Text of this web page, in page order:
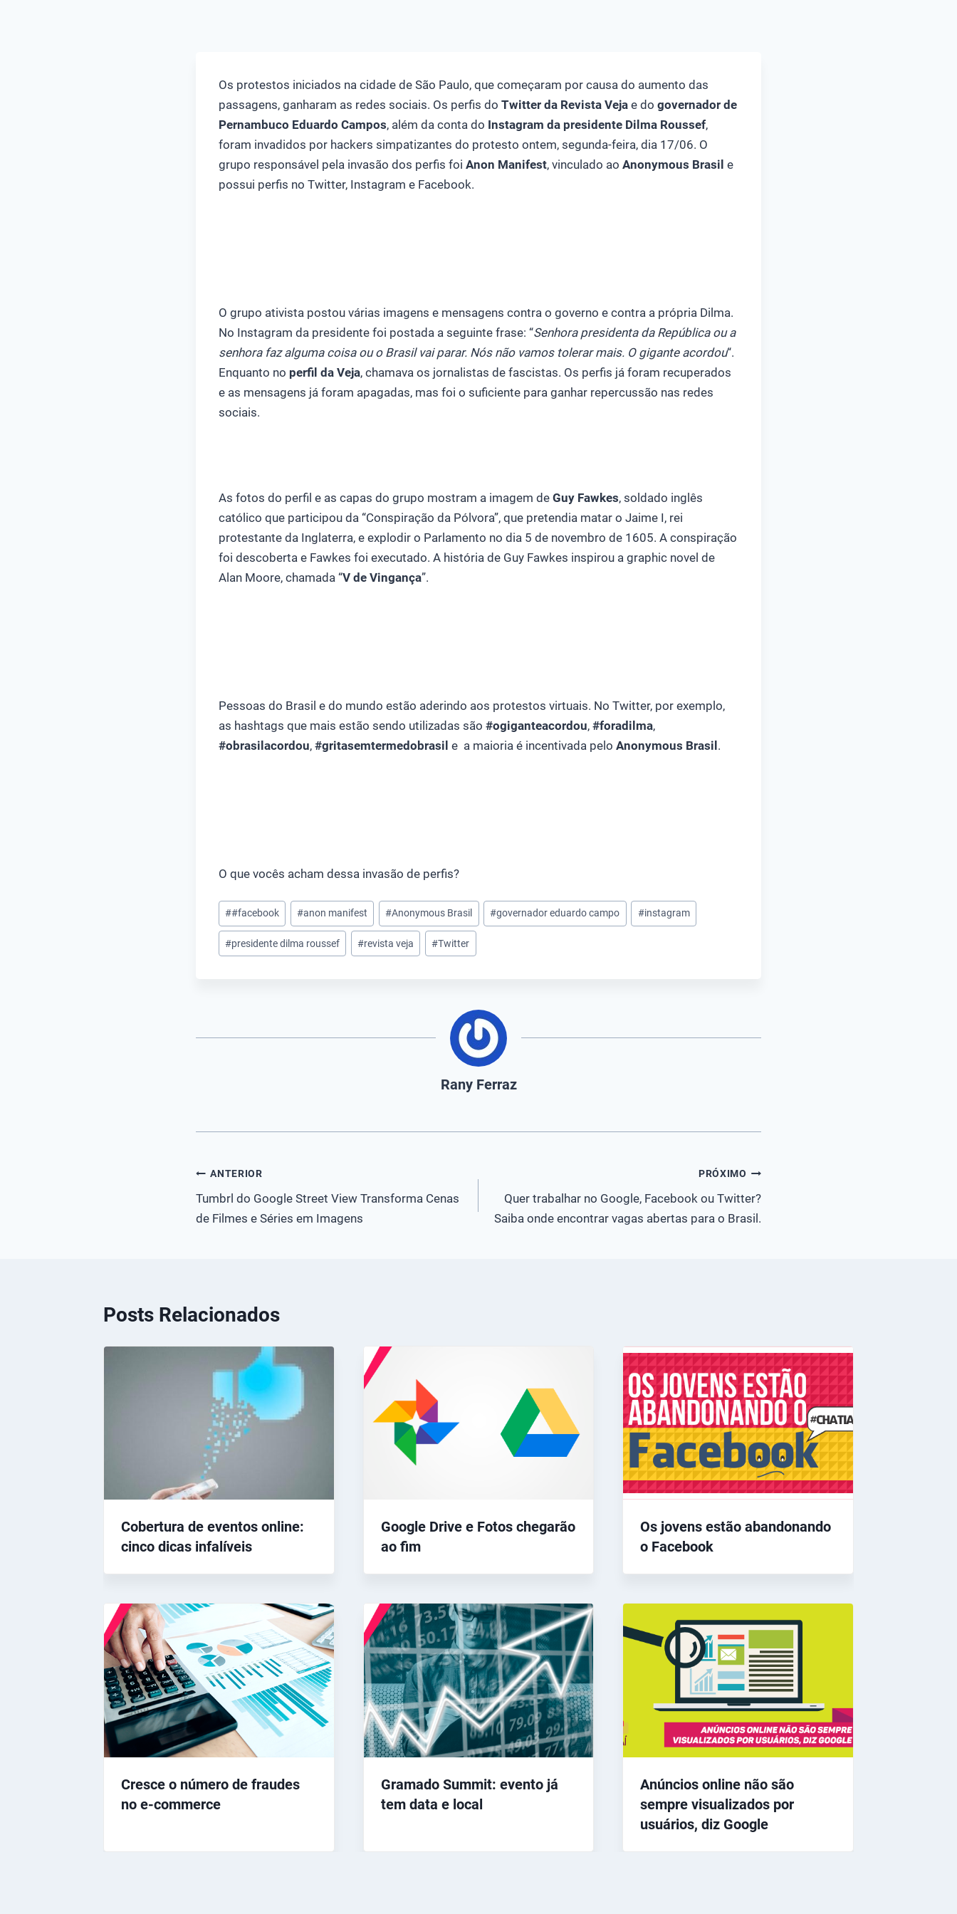
Os protestos iniciados na cidade de São Paulo, que começaram por causa do aumento das
passagens, ganharam as redes sociais. Os perfis do Twitter da Revista Veja e do governador de
Pernambuco Eduardo Campos, além da conta do Instagram da presidente Dilma Roussef,
foram invadidos por hackers simpatizantes do protesto ontem, segunda-feira, dia 17/06. O
grupo responsável pela invasão dos perfis foi Anon Manifest, vinculado ao Anonymous Brasil e
possui perfis no Twitter, Instagram e Facebook.
O grupo ativista postou várias imagens e mensagens contra o governo e contra a própria Dilma.
No Instagram da presidente foi postada a seguinte frase: “Senhora presidenta da República ou a
senhora faz alguma coisa ou o Brasil vai parar. Nós não vamos tolerar mais. O gigante acordou“.
Enquanto no perfil da Veja, chamava os jornalistas de fascistas. Os perfis já foram recuperados
e as mensagens já foram apagadas, mas foi o suficiente para ganhar repercussão nas redes
sociais.
As fotos do perfil e as capas do grupo mostram a imagem de Guy Fawkes, soldado inglês
católico que participou da “Conspiração da Pólvora”, que pretendia matar o Jaime I, rei
protestante da Inglaterra, e explodir o Parlamento no dia 5 de novembro de 1605. A conspiração
foi descoberta e Fawkes foi executado. A história de Guy Fawkes inspirou a graphic novel de
Alan Moore, chamada “V de Vingança”.
Pessoas do Brasil e do mundo estão aderindo aos protestos virtuais. No Twitter, por exemplo,
as hashtags que mais estão sendo utilizadas são #ogiganteacordou, #foradilma,
#obrasilacordou, #gritasemtermedobrasil e a maioria é incentivada pelo Anonymous Brasil .
O que vocês acham dessa invasão de perfis?
Tags
do
Post:
##facebook #anon manifest #Anonymous Brasil #governador eduardo campo #instagram
#presidente dilma roussef #revista veja #Twitter
Rany Ferraz
Navegação
de
ANTERIOR
Tumbrl do Google Street View Transforma Cenas
de Filmes e Séries em Imagens
PRÓXIMO
Quer trabalhar no Google, Facebook ou Twitter?
Saiba onde encontrar vagas abertas para o Brasil.
Posts Relacionados
Cobertura de eventos online:
cinco dicas infalíveis
Google Drive e Fotos chegarão
ao fim
Os jovens estão abandonando
o Facebook
Cresce o número de fraudes
no e-commerce
Gramado Summit: evento já
tem data e local
Anúncios online não são
sempre visualizados por
usuários, diz Google